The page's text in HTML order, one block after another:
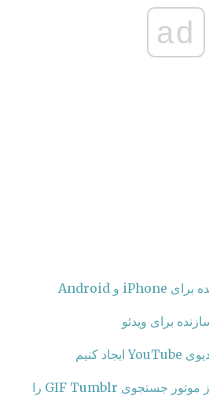
ad
در اینجا چگونگی استفاده از موتور جستجوی GIF Tumblr را